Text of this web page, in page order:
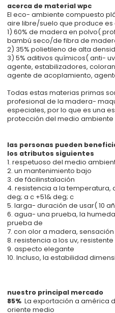
acerca de material wpc
El eco- ambiente compuesto
aire libre/suelo que produce es
1) 60% de madera en polvo(
bambú seco/de fibra de
2) 35% polietileno de alta
3) 5% aditivos químicos( anti-
agente, estabilizadores,
agente de acoplamiento,
Todas estas materias primas
profesional de la madera-
especiales, por lo que es una
protección del medio
las personas pueden
los atributos siguientes
1. respetuoso del medio
2. un mantenimiento bajo
3. de fácilinstalación
4. resistencia a la
deg; a c +51& deg; c
5. larga- duración de usar( 10
6. agua- una prueba, la
prueba de
7. con olor a madera,
8. resistencia a los uv,
9. aspecto elegante
10. Incluso, la estabilidad
nuestro principal mercado
85%La exportación a américa
oriente medio